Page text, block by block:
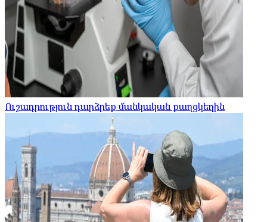
Ուշադրություն դարձրեք մանկական քաղցկեղին